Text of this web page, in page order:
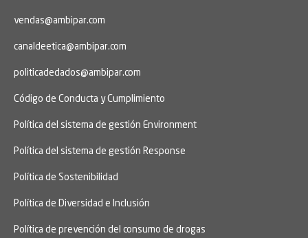
vendas@ambipar.com
canaldeetica@ambipar.com
politicadedados@ambipar.com
Código de Conducta y Cumplimiento
Política del sistema de gestión Environment
Política del sistema de gestión Response
Política de Sostenibilidad
Política de Diversidad e Inclusión
Política de prevención del consumo de drogas